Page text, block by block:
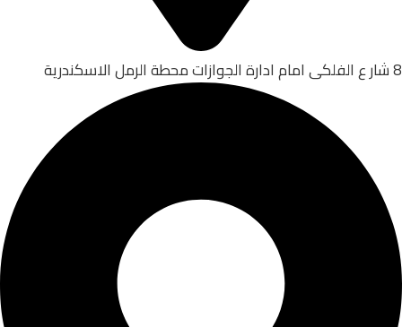
8 شار ع الفلكى امام ادارة الجوازات محطة الرمل الاسكندرية